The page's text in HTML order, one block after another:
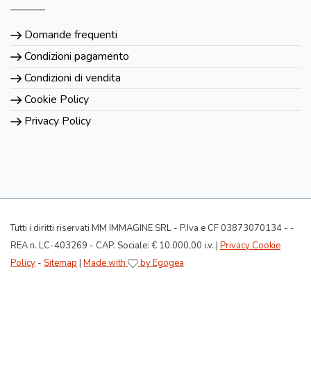
Domande frequenti
Condizioni pagamento
Condizioni di vendita
Cookie Policy
Privacy Policy
Tutti i diritti riservati MM IMMAGINE SRL - P.Iva e CF 03873070134 - -
REA n. LC-403269 - CAP. Sociale: € 10.000,00 i.v. | Privacy Cookie
Policy - Sitemap | Made with by Egogea